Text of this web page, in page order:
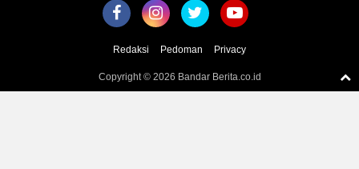
Redaksi Pedoman Privacy
Copyright © 2026 Bandar Berita.co.id